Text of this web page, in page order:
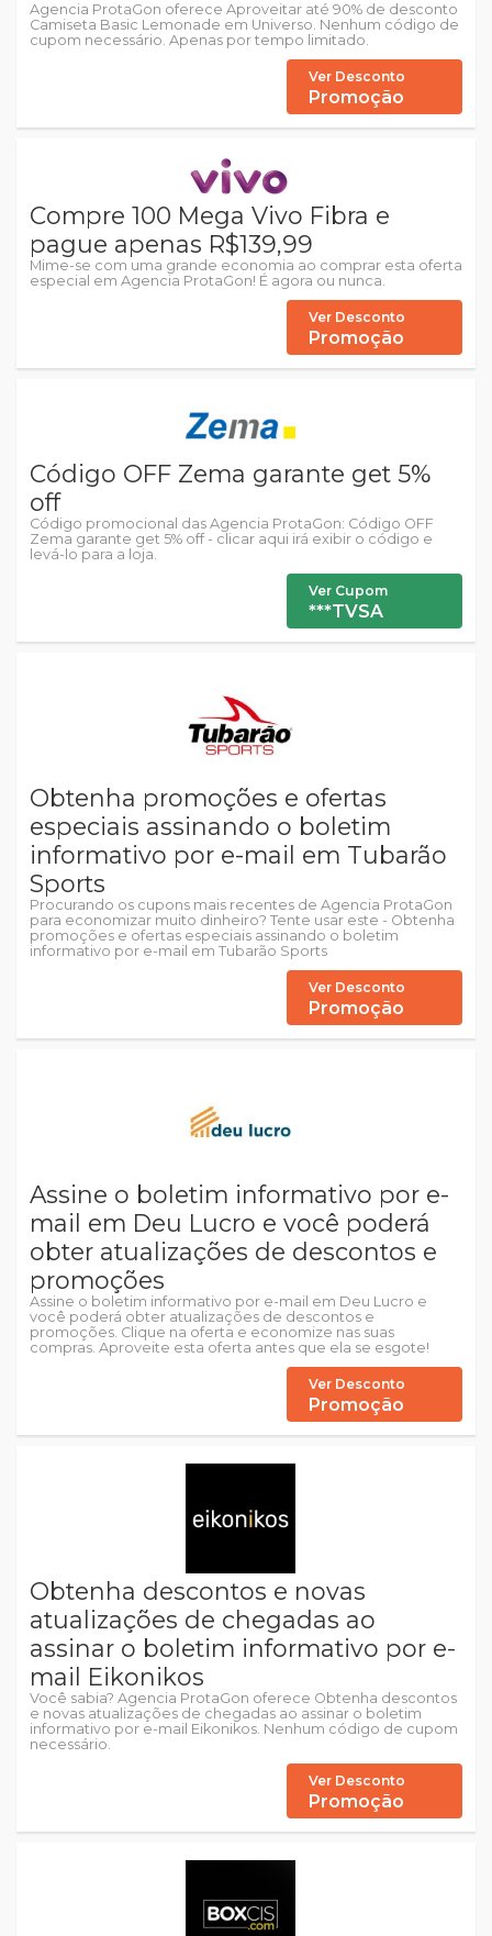
Agencia ProtaGon oferece Aproveitar até 90% de desconto
Camiseta Basic Lemonade em Universo. Nenhum código de
cupom necessário. Apenas por tempo limitado.
Ver Desconto
Promoção
Compre 100 Mega Vivo Fibra e
pague apenas R$139,99
Mime-se com uma grande economia ao comprar esta oferta
especial em Agencia ProtaGon! É agora ou nunca.
Ver Desconto
Promoção
Código OFF Zema garante get 5%
off
Código promocional das Agencia ProtaGon: Código OFF
Zema garante get 5% off - clicar aqui irá exibir o código e
levá-lo para a loja.
Ver Cupom
***TVSA
Obtenha promoções e ofertas
especiais assinando o boletim
informativo por e-mail em Tubarão
Sports
Procurando os cupons mais recentes de Agencia ProtaGon
para economizar muito dinheiro? Tente usar este - Obtenha
promoções e ofertas especiais assinando o boletim
informativo por e-mail em Tubarão Sports
Ver Desconto
Promoção
Assine o boletim informativo por e-
mail em Deu Lucro e você poderá
obter atualizações de descontos e
promoções
Assine o boletim informativo por e-mail em Deu Lucro e
você poderá obter atualizações de descontos e
promoções. Clique na oferta e economize nas suas
compras. Aproveite esta oferta antes que ela se esgote!
Ver Desconto
Promoção
Obtenha descontos e novas
atualizações de chegadas ao
assinar o boletim informativo por e-
mail Eikonikos
Você sabia? Agencia ProtaGon oferece Obtenha descontos
e novas atualizações de chegadas ao assinar o boletim
informativo por e-mail Eikonikos. Nenhum código de cupom
necessário.
Ver Desconto
Promoção